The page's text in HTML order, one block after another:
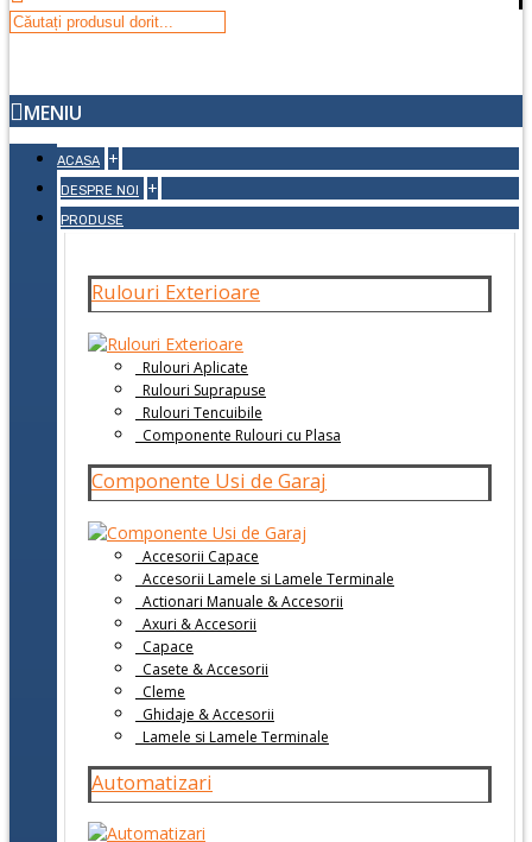
MENIU
ACASA +
DESPRE NOI +
PRODUSE
Rulouri Exterioare
Rulouri Aplicate
Rulouri Suprapuse
Rulouri Tencuibile
Componente Rulouri cu Plasa
Componente Usi de Garaj
Accesorii Capace
Accesorii Lamele si Lamele Terminale
Actionari Manuale & Accesorii
Axuri & Accesorii
Capace
Casete & Accesorii
Cleme
Ghidaje & Accesorii
Lamele si Lamele Terminale
Automatizari